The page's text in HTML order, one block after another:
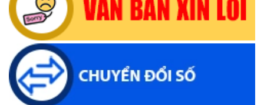
(29/06/2026, 16:39)
Thông báo về việc bán tài sản là tang vật, phương tiện vi
phạm hành chính bị tịch thu sung công quỹ Nhà nước
(10/06/2026, 16:26)
Lịch tiếp công dân định kỳ của Thường trực HĐND xã tháng
05 năm 2026